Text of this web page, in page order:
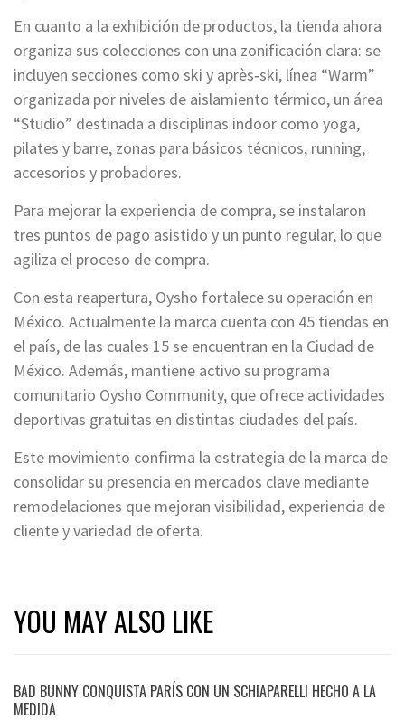
En cuanto a la exhibición de productos, la tienda ahora
organiza sus colecciones con una zonificación clara: se
incluyen secciones como ski y après‑ski, línea “Warm”
organizada por niveles de aislamiento térmico, un área
“Studio” destinada a disciplinas indoor como yoga,
pilates y barre, zonas para básicos técnicos, running,
accesorios y probadores.
Para mejorar la experiencia de compra, se instalaron
tres puntos de pago asistido y un punto regular, lo que
agiliza el proceso de compra.
Con esta reapertura, Oysho fortalece su operación en
México. Actualmente la marca cuenta con 45 tiendas en
el país, de las cuales 15 se encuentran en la Ciudad de
México. Además, mantiene activo su programa
comunitario Oysho Community, que ofrece actividades
deportivas gratuitas en distintas ciudades del país.
Este movimiento confirma la estrategia de la marca de
consolidar su presencia en mercados clave mediante
remodelaciones que mejoran visibilidad, experiencia de
cliente y variedad de oferta.
YOU MAY ALSO LIKE
BAD BUNNY CONQUISTA PARÍS CON UN SCHIAPARELLI HECHO A LA
MEDIDA